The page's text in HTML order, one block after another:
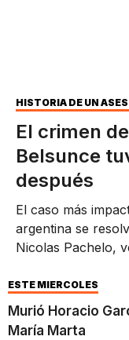
HISTORIA DE UN
El crimen
Belsunce
después
El caso más
argentina se
Nicolas Pachelo,
la víctima y
primer delito.
ESTE MIÉRCOLES
Murió Horacio
María Marta